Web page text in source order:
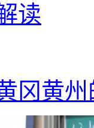
读
冈黄